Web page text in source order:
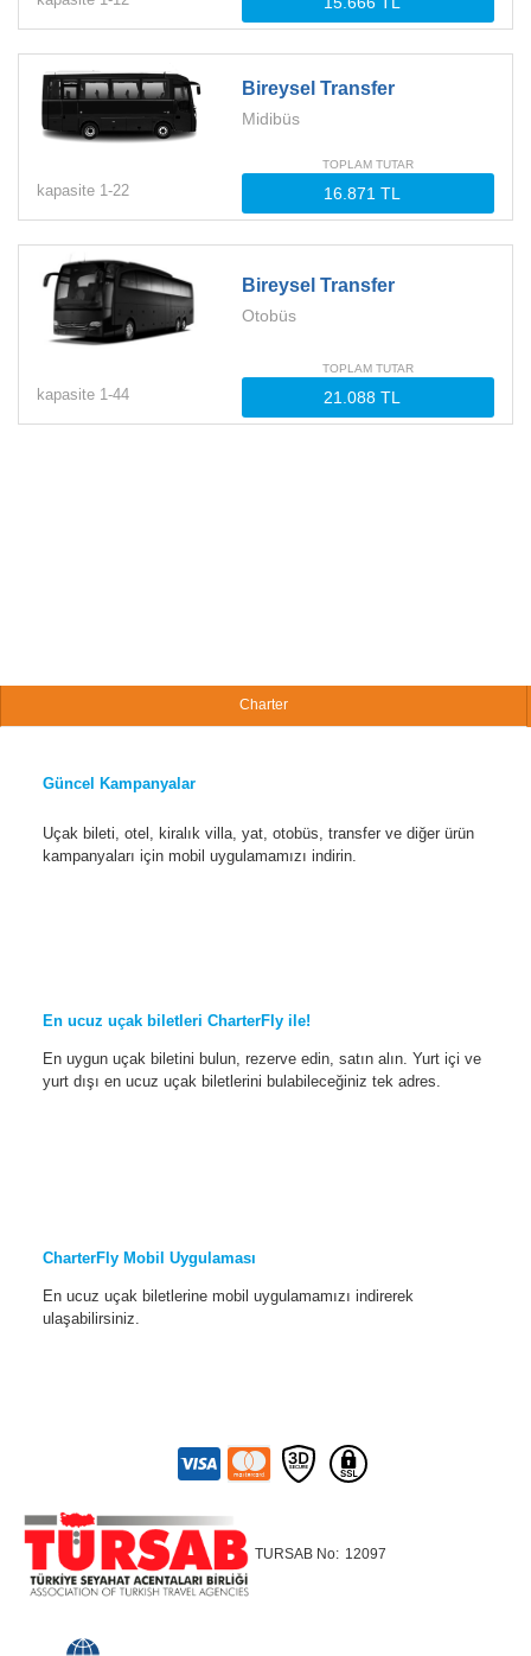
Bireysel Transfer
Midibüs
kapasite 1-22
TOPLAM TUTAR
Bireysel Transfer
Otobüs
kapasite 1-44
TOPLAM TUTAR
Charter
Güncel Kampanyalar
Uçak bileti, otel, kiralık villa, yat, otobüs, transfer ve diğer ürün
kampanyaları için mobil uygulamamızı indirin.
En ucuz uçak biletleri CharterFly ile!
En uygun uçak biletini bulun, rezerve edin, satın alın. Yurt içi ve
yurt dışı en ucuz uçak biletlerini bulabileceğiniz tek adres.
CharterFly Mobil Uygulaması
En ucuz uçak biletlerine mobil uygulamamızı indirerek
ulaşabilirsiniz.
TURSAB No: 12097